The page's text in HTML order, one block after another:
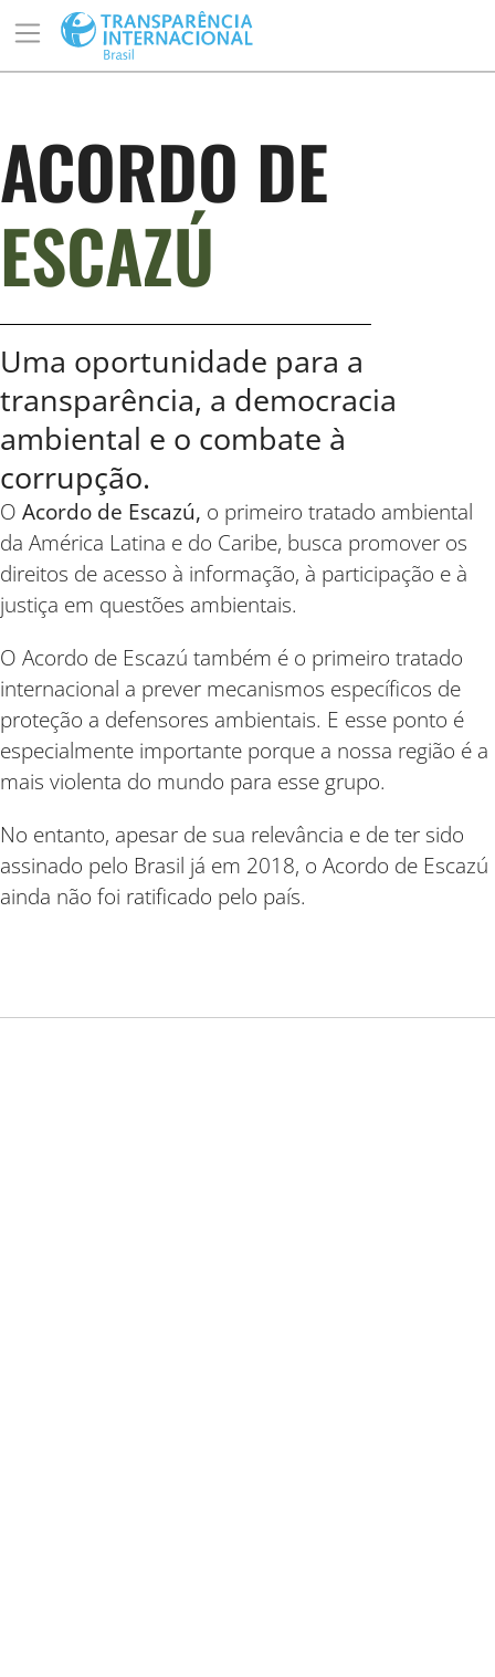
ACORDO DE
ESCAZÚ
Uma oportunidade para a
transparência, a democracia
ambiental e o combate à
corrupção.
O Acordo de Escazú, o primeiro tratado ambiental
da América Latina e do Caribe, busca promover os
direitos de acesso à informação, à participação e à
justiça em questões ambientais.
O Acordo de Escazú também é o primeiro tratado
internacional a prever mecanismos específicos de
proteção a defensores ambientais. E esse ponto é
especialmente importante porque a nossa região é a
mais violenta do mundo para esse grupo.
No entanto, apesar de sua relevância e de ter sido
assinado pelo Brasil já em 2018, o Acordo de Escazú
ainda não foi ratificado pelo país.